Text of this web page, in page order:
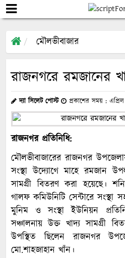
মৌলভীবাজার
রাজনগরে রমজানের
দ্যা সিলেট পোস্ট প্রকাশের সময় :
রাজনগর প্রতিনিধি:
মৌলভীবাজারের রাজনগর
সংস্থা উদ্যোগে মাহে রমজান
সামগ্রী বিতরণ করা হয়েছে।
গালফ কমিউনিটি সেন্টারে সংস্থা
মুনিম ও সংস্থা ইউনিয়ন
সঞ্চালনায় উক্ত খাদ্য সামগ্রী
উপস্থিত ছিলেন রাজনগর
মো.শাহজাহান খাঁন।